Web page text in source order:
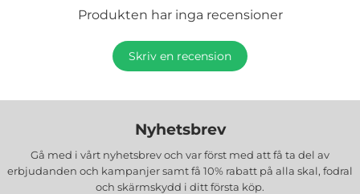
Produkten har inga recensioner
Skriv en recension
Nyhetsbrev
Gå med i vårt nyhetsbrev och var först med att få ta del av
erbjudanden och kampanjer samt få 10% rabatt på alla skal, fodral
och skärmskydd i ditt första köp.